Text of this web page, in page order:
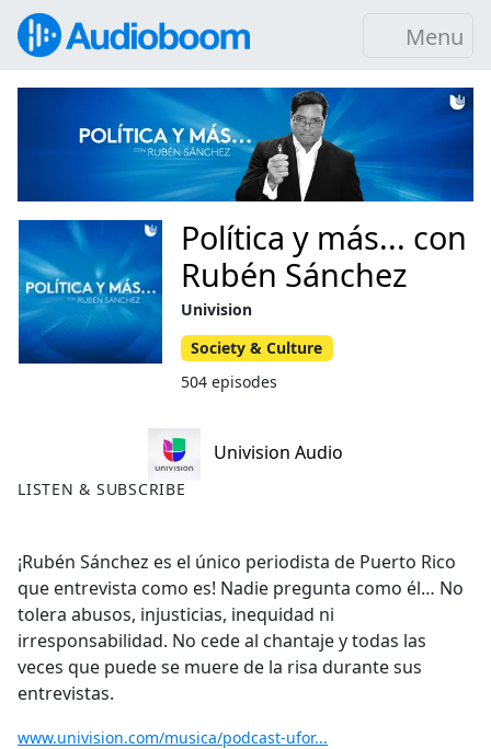
Menu
Univision Audio
LISTEN & SUBSCRIBE
¡Rubén Sánchez es el único periodista de Puerto Rico
que entrevista como es! Nadie pregunta como él… No
tolera abusos, injusticias, inequidad ni
irresponsabilidad. No cede al chantaje y todas las
veces que puede se muere de la risa durante sus
entrevistas.
www.univision.com/musica/podcast-ufor...
Política y más... con
Rubén Sánchez
Univision
Society & Culture
504 episodes